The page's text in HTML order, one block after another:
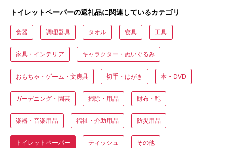
トイレットペーパーの返礼品に関連しているカテゴリ
食器 調理器具 タオル 寝具 工具
家具・インテリア キャラクター・ぬいぐるみ
おもちゃ・ゲーム・文房具 切手・はがき 本・DVD
ガーデニング・園芸 掃除・用品 財布・鞄
楽器・音楽用品 福祉・介助用品 防災用品
トイレットペーパー ティッシュ その他